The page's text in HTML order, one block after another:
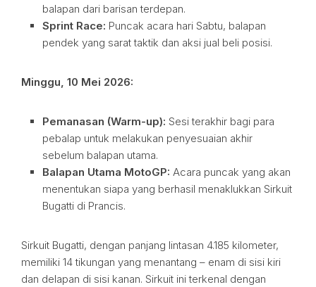
balapan dari barisan terdepan.
Sprint Race: Puncak acara hari Sabtu, balapan
pendek yang sarat taktik dan aksi jual beli posisi.
Minggu, 10 Mei 2026:
Pemanasan (Warm-up): Sesi terakhir bagi para
pebalap untuk melakukan penyesuaian akhir
sebelum balapan utama.
Balapan Utama MotoGP: Acara puncak yang akan
menentukan siapa yang berhasil menaklukkan Sirkuit
Bugatti di Prancis.
Sirkuit Bugatti, dengan panjang lintasan 4.185 kilometer,
memiliki 14 tikungan yang menantang – enam di sisi kiri
dan delapan di sisi kanan. Sirkuit ini terkenal dengan